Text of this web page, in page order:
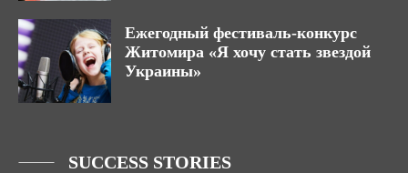
Ежегодный фестиваль-конкурс
Житомира «Я хочу стать звездой
Украины»
SUCCESS STORIES